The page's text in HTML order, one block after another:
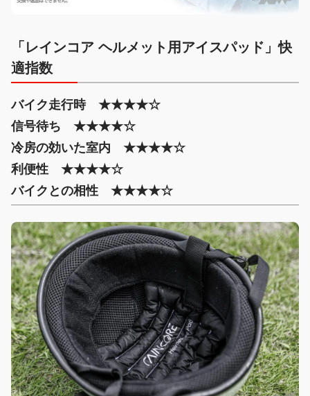
「レインコア ヘルメット用アイスパッド」快
適指数
バイク走行時 ★★★★☆
信号待ち ★★★★☆
冷房の効いた室内 ★★★★☆
利便性 ★★★★☆
バイクとの相性 ★★★★☆